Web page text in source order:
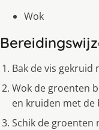
Wok
Bak de vis gekruid
Wok de groenten
en kruiden met de
Schik de groenten